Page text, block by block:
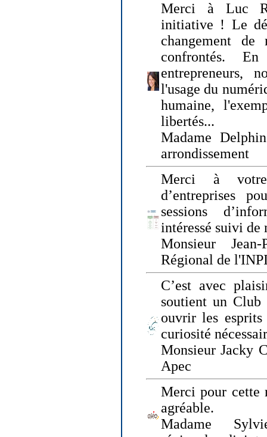
Merci à Luc
initiative ! Le
changement de
confrontés.
entrepreneurs,
l'usage du
humaine,
libertés...
Madame
arrondissement
Merci à
d’entreprises
sessions
intéressé suivi de
Monsieur
Régional de
C’est avec
soutient un Club
ouvrir les
curiosité
Monsieur Jacky
Apec
Merci pour cette
agréable.
Madame